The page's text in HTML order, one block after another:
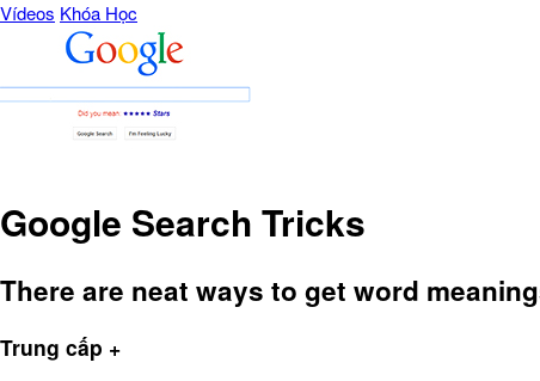
Vídeos Khóa Học
Google Search Tricks
There are neat ways to get word
Trung cấp +